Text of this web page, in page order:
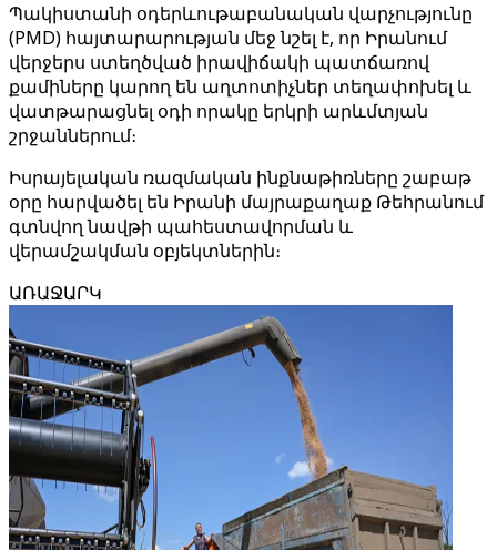
Պակիստանի օդերևութաբանական վարչությունը
(PMD) հայտարարության մեջ նշել է, որ Իրանում
վերջերս ստեղծված իրավիճակի պատճառով
քամիները կարող են աղտոտիչներ տեղափոխել և
վատթարացնել օդի որակը երկրի արևմտյան
շրջաններում։
Իսրայելական ռազմական ինքնաթիռները շաբաթ
օրը հարվածել են Իրանի մայրաքաղաք Թեհրանում
գտնվող նավթի պահեստավորման և
վերամշակման օբյեկտներին։
ԱՌԱՋԱՐԿ